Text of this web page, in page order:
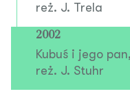
reż. J. Trela
2002
Kubuś i jego pan,
reż. J. Stuhr